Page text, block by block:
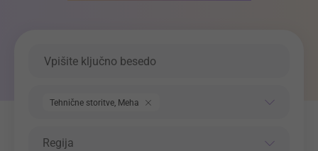
Tehnične storitve, Mehanika
Regija